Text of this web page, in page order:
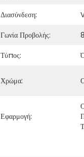
Διασύνδεση:
Γωνία Προβολής:
Τύπος:
Χρώμα:
Εφαρμογή: